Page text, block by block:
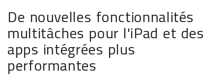
De nouvelles fonctionnalités
multitâches pour l'iPad et des
apps intégrées plus
performantes